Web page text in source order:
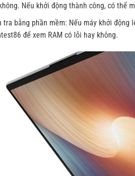
Nếu khởi động thành công, có thể
tra bằng phần mềm: Nếu máy khởi
để xem RAM có lỗi hay không.